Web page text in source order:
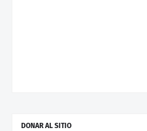
DONAR AL SITIO